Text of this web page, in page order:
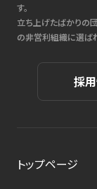
す。
立ち上げたばかりの
の非営利組織に選ば
採
トップページ